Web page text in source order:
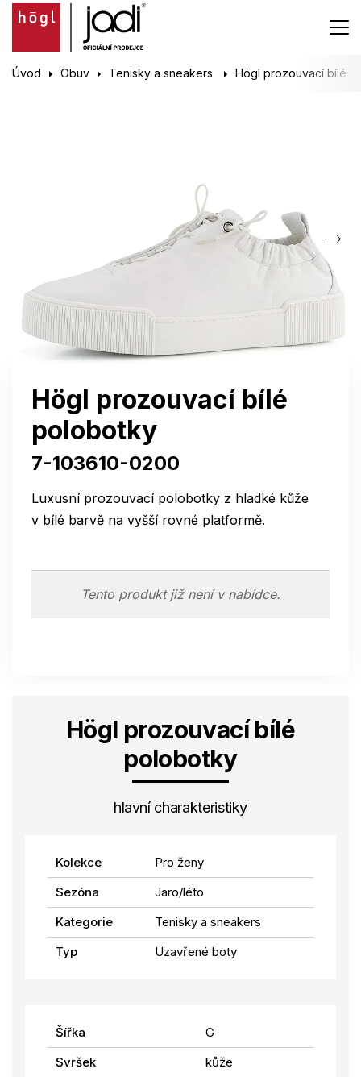
Úvod Obuv Tenisky a sneakers Högl prozouvací bílé
Högl prozouvací bílé
polobotky
7-103610-0200
Luxusní prozouvací polobotky z hladké kůže
v bílé barvě na vyšší rovné platformě.
Tento produkt již není v nabídce.
Högl prozouvací bílé
polobotky
hlavní charakteristiky
Kolekce
Pro ženy
Sezóna
Jaro/léto
Kategorie
Tenisky a sneakers
Typ
Uzavřené boty
Šířka
G
Svršek
kůže